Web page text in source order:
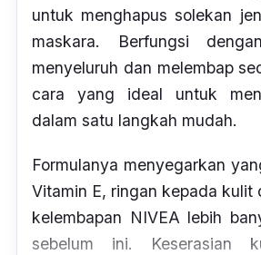
untuk menghapus solekan
maskara. Berfungsi
menyeluruh dan melembap
cara yang ideal untuk
dalam satu langkah mudah.
Formulanya menyegarkan
Vitamin E, ringan kepada kulit
kelembapan NIVEA lebih
sebelum ini. Keserasian